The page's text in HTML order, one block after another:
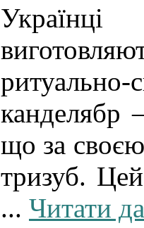
ритуально-
канделябр
що за
тризуб.
... Читати